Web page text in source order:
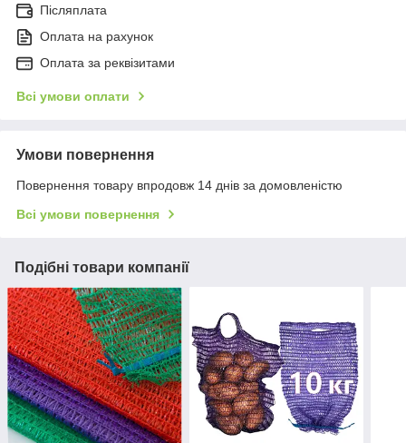
Післяплата
Оплата на рахунок
Оплата за реквізитами
Всі умови оплати
Умови повернення
Повернення товару впродовж 14 днів за домовленістю
Всі умови повернення
Подібні товари компанії